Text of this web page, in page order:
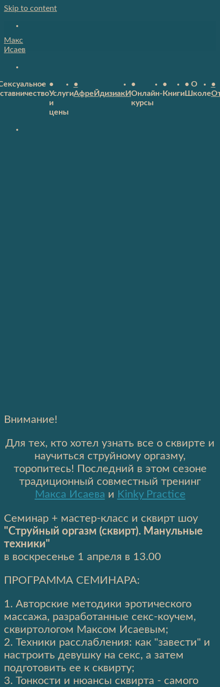
Skip to content
Макс
Исаев
•
Услуги
и
цены
•
АфреЙдизиакИ
•
Онлайн-
курсы
•
Книги
• О
Школе
•
Внимание!
Для тех, кто хотел узнать все о сквирте и
научиться струйному оргазму,
торопитесь! Последний в этом сезоне
традиционный совместный тренинг
Макса Исаева и Kinky Practice
Семинар + мастер-класс и сквирт шоу
"Струйный оргазм (сквирт). Манульные
техники"
в воскресенье 1 апреля в 13.00
ПРОГРАММА СЕМИНАРА:
1. Авторские методики эротического
массажа, разработанные секс-коучем,
сквиртологом Максом Исаевым;
2. Техники расслабления: как "завести" и
настроить девушку на секс, а затем
подготовить ее к сквирту;
3. Тонкости и нюансы сквирта - самого